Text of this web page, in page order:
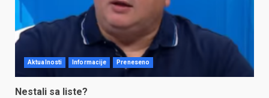
Aktualnosti Informacije Preneseno
Nestali sa liste?